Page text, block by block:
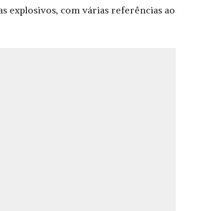
explosivos, com várias referências ao